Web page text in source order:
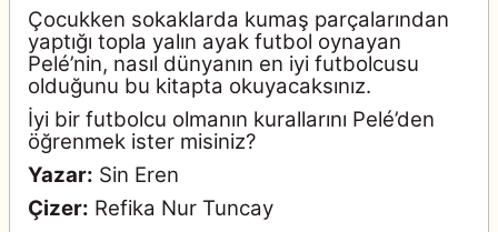
Çocukken sokaklarda kumaş parçalarından
yaptığı topla yalın ayak futbol oynayan
Pelé’nin, nasıl dünyanın en iyi futbolcusu
olduğunu bu kitapta okuyacaksınız.
İyi bir futbolcu olmanın kurallarını Pelé’den
öğrenmek ister misiniz?
Yazar: Sin Eren
Çizer: Refika Nur Tuncay